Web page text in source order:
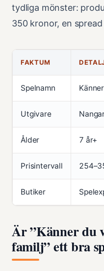
tydliga mönster:
350 kronor, en
FAKTUM
Spelnamn
Utgivare
Ålder 7 år+
Prisintervall
Butiker
Är ”Känner du
familj” ett bra